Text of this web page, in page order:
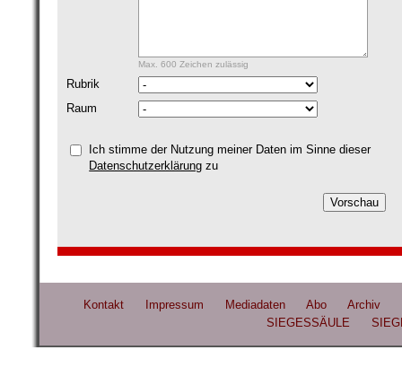
Max. 600 Zeichen zulässig
Rubrik
Raum
Ich stimme der Nutzung meiner Daten im Sinne dieser
Datenschutzerklärung zu
Kontakt Impressum Mediadaten Abo
Archiv
SIEGESSÄULE